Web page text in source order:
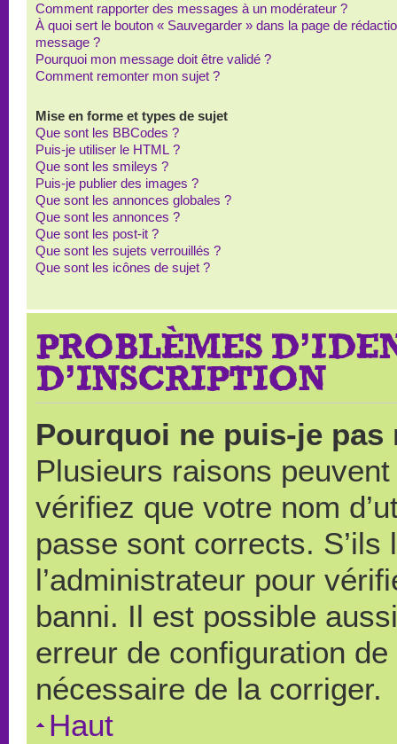
Comment rapporter des messages à un modérateur ?
À quoi sert le bouton « Sauvegarder » dans la page de
message ?
Pourquoi mon message doit être validé ?
Comment remonter mon sujet ?
Mise en forme et types de sujet
Que sont les BBCodes ?
Puis-je utiliser le HTML ?
Que sont les smileys ?
Puis-je publier des images ?
Que sont les annonces globales ?
Que sont les annonces ?
Que sont les post-it ?
Que sont les sujets verrouillés ?
Que sont les icônes de sujet ?
PROBLÈMES
D’INSCRIPTION
Pourquoi ne puis-je pas
Plusieurs raisons
vérifiez que votre nom
passe sont corrects.
l’administrateur pour
banni. Il est possible
erreur de configuration
nécessaire de la corriger.
Haut